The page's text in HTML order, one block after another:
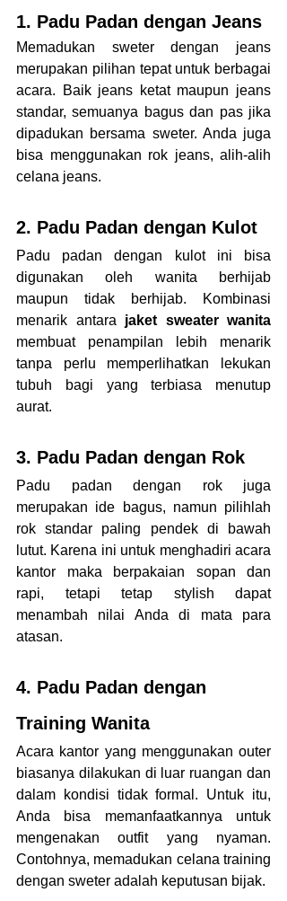
1. Padu Padan dengan Jeans
Memadukan sweter dengan jeans
merupakan pilihan tepat untuk berbagai
acara. Baik jeans ketat maupun jeans
standar, semuanya bagus dan pas jika
dipadukan bersama sweter. Anda juga
bisa menggunakan rok jeans, alih-alih
celana jeans.
2. Padu Padan dengan Kulot
Padu padan dengan kulot ini bisa
digunakan oleh wanita berhijab
maupun tidak berhijab. Kombinasi
menarik antara
membuat penampilan lebih menarik
tanpa perlu memperlihatkan lekukan
tubuh bagi yang terbiasa menutup
aurat.
3. Padu Padan dengan Rok
Padu padan dengan rok juga
merupakan ide bagus, namun pilihlah
rok standar paling pendek di bawah
lutut. Karena ini untuk menghadiri acara
kantor maka berpakaian sopan dan
rapi, tetapi tetap stylish dapat
menambah nilai Anda di mata para
atasan.
4. Padu Padan dengan
Training Wanita
Acara kantor yang menggunakan outer
biasanya dilakukan di luar ruangan dan
dalam kondisi tidak formal. Untuk itu,
Anda bisa memanfaatkannya untuk
mengenakan outfit yang nyaman.
Contohnya, memadukan celana training
dengan sweter adalah keputusan bijak.